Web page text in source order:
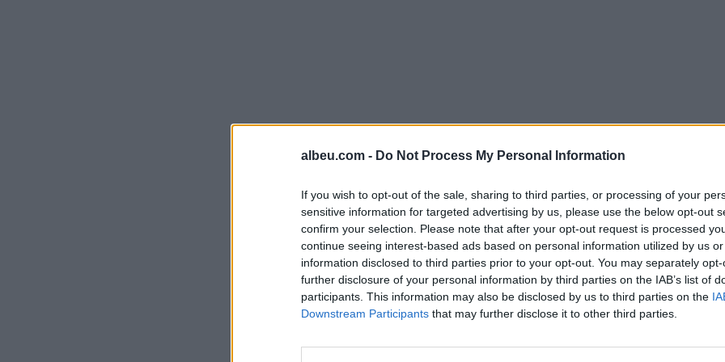
albeu.com - Do Not Process My Personal Information
If you wish to opt-out of the sale, sharing to third parties, or processing of your
sensitive information for targeted advertising by us, please use the below opt-out
confirm your selection. Please note that after your opt-out request is processed
continue seeing interest-based ads based on personal information utilized by us
information disclosed to third parties prior to your opt-out. You may separately
further disclosure of your personal information by third parties on the IAB’s list of
participants. This information may also be disclosed by us to third parties on the
Downstream Participants that may further disclose it to other third parties.